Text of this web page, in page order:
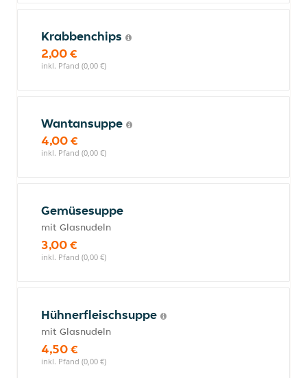
Krabbenchips
2,00 €
inkl. Pfand (0,00 €)
Wantansuppe
4,00 €
inkl. Pfand (0,00 €)
Gemüsesuppe
mit Glasnudeln
3,00 €
inkl. Pfand (0,00 €)
Hühnerfleischsuppe
mit Glasnudeln
4,50 €
inkl. Pfand (0,00 €)